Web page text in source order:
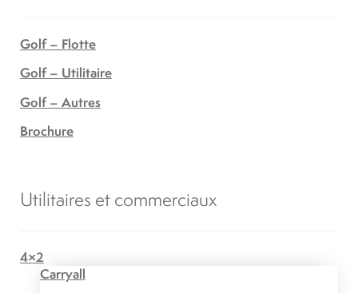
Golf – Flotte
Golf – Utilitaire
Golf – Autres
Brochure
Utilitaires et commerciaux
4×2
Carryall